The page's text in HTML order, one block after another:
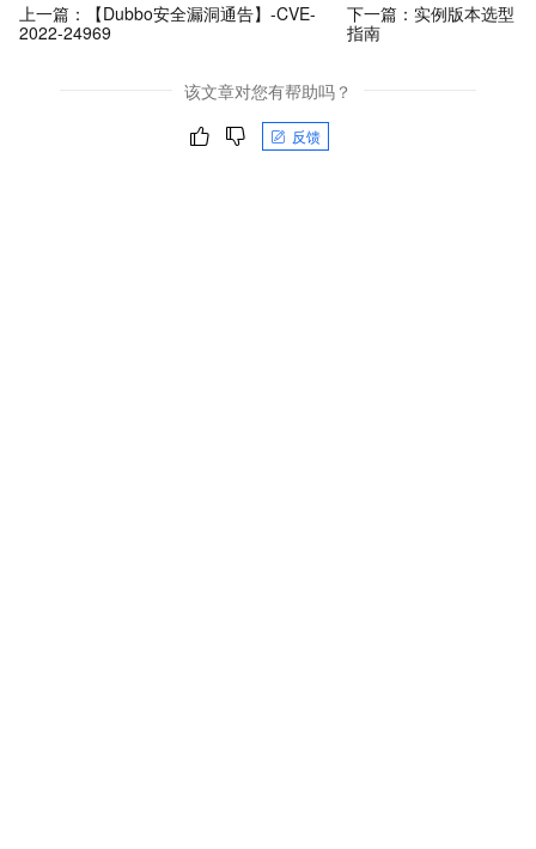
上一篇：
【Dubbo安全漏洞通告】-CVE-
2022-24969
下一篇： 实例版本选型
指南
该文章对您有帮助吗？
反馈